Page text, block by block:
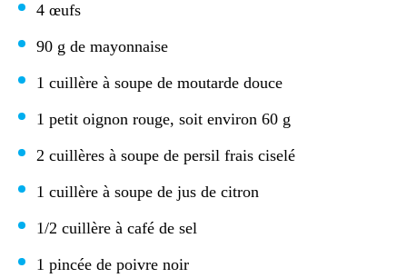
4 œufs
90 g de mayonnaise
1 cuillère à soupe de moutarde douce
1 petit oignon rouge, soit environ 60 g
2 cuillères à soupe de persil frais ciselé
1 cuillère à soupe de jus de citron
1/2 cuillère à café de sel
1 pincée de poivre noir